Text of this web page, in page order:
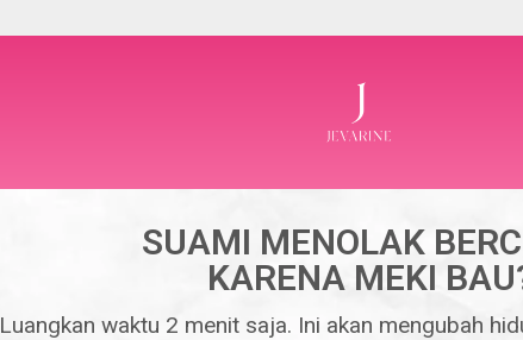
SUAMI MENOLAK
KARENA MEKI
Luangkan waktu 2 menit saja. Ini akan mengubah